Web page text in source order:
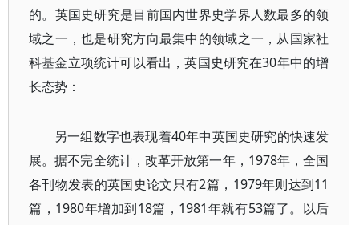
的。英国史研究是目前国内世界史学界人数最多的领
域之一，也是研究方向最集中的领域之一，从国家社
科基金立项统计可以看出，英国史研究在30年中的增
长态势：
另一组数字也表现着40年中英国史研究的快速发
展。据不完全统计，改革开放第一年，1978年，全国
各刊物发表的英国史论文只有2篇，1979年则达到11
篇，1980年增加到18篇，1981年就有53篇了。以后